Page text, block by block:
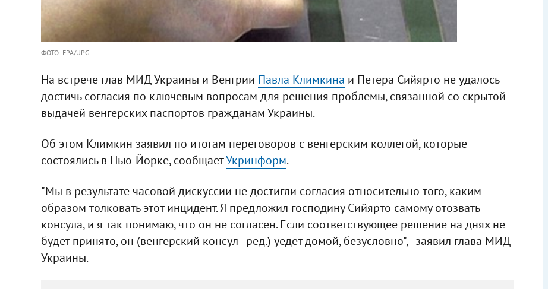
ФОТО: EPA/UPG
На встрече глав МИД Украины и Венгрии Павла Климкина и Петера Сийярто не удалось
достичь согласия по ключевым вопросам для решения проблемы, связанной со скрытой
выдачей венгерских паспортов гражданам Украины.
Об этом Климкин заявил по итогам переговоров с венгерским коллегой, которые
состоялись в Нью-Йорке, сообщаетУкринформ.
"Мы в результате часовой дискуссии не достигли согласия относительно того, каким
образом толковать этот инцидент. Я предложил господину Сийярто самому отозвать
консула, и я так понимаю, что он не согласен. Если соответствующее решение на днях не
будет принято, он (венгерский консул - ред.) уедет домой, безусловно", - заявил глава МИД
Украины.